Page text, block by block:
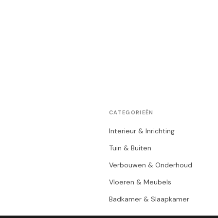
CATEGORIEËN
Interieur & Inrichting
Tuin & Buiten
Verbouwen & Onderhoud
Vloeren & Meubels
Badkamer & Slaapkamer